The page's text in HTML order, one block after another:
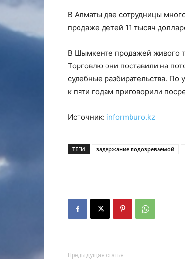
В Алматы две сотрудницы
продаже детей 11 тысяч
В Шымкенте продажей живого
Торговлю они поставили на
судебные разбирательства.
к пяти годам приговорили
Источник: informburo.kz
ТЕГИ задержание подозреваемой
Предыдущая статья